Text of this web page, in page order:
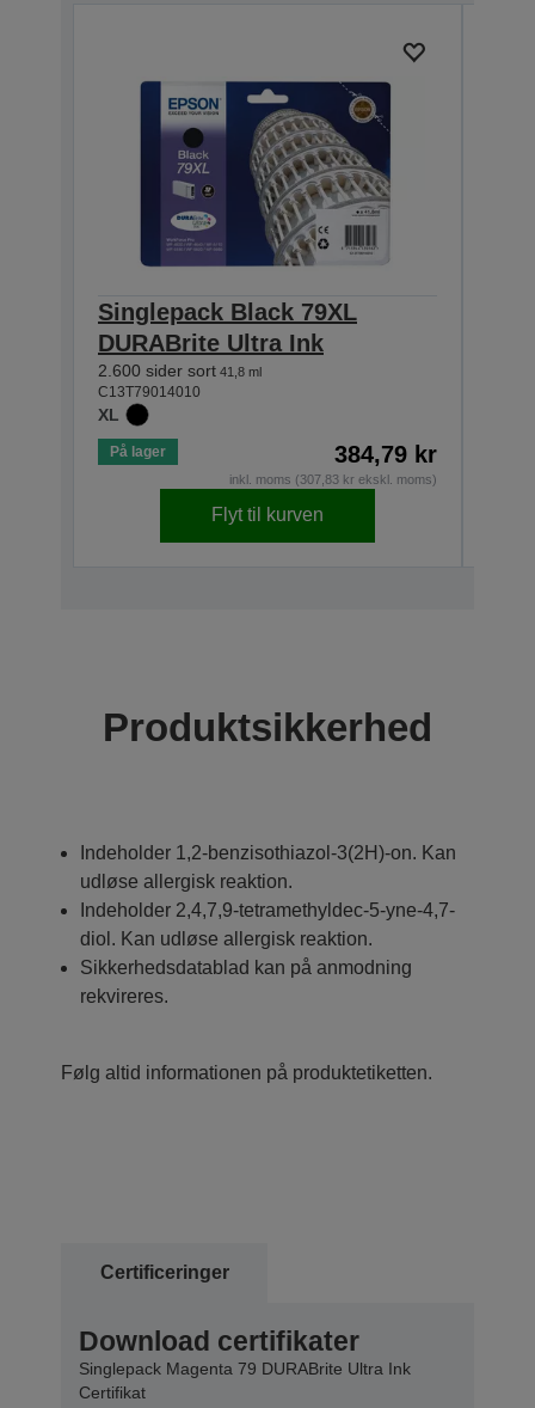
Singlepack Black 79XL
DURABrite Ultra Ink
2.600 sider sort 41,8 ml
C13T79014010
XL
På lager 384,79 kr
inkl. moms (307,83 kr ekskl. moms)
Flyt til kurven
Produktsikkerhed
Indeholder 1,2-benzisothiazol-3(2H)-on. Kan
udløse allergisk reaktion.
Indeholder 2,4,7,9-tetramethyldec-5-yne-4,7-
diol. Kan udløse allergisk reaktion.
Sikkerhedsdatablad kan på anmodning
rekvireres.
Følg altid informationen på produktetiketten.
Certificeringer
Download certifikater
Singlepack Magenta 79 DURABrite Ultra Ink
Certifikat